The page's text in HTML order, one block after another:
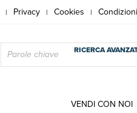
| Privacy | Cookies |
RICERCA
VENDI CON NOI